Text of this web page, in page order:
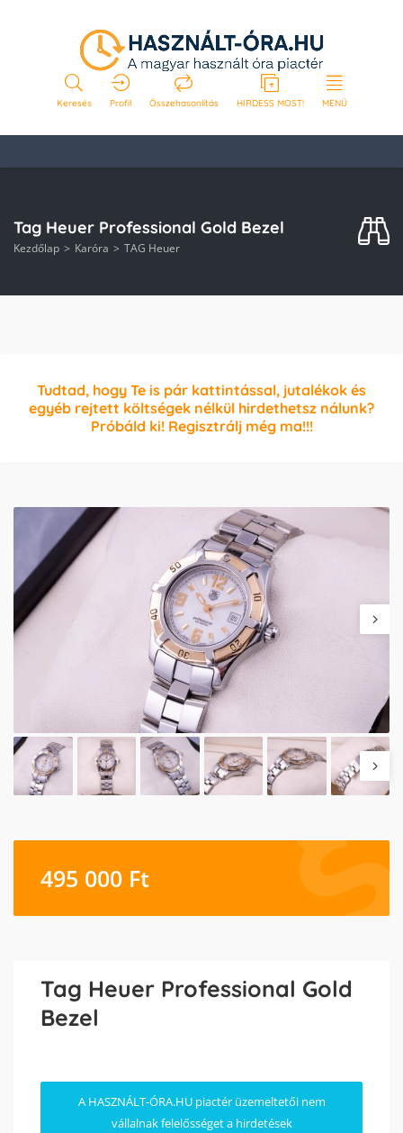
Keresés Profil Összehasonlítás HIRDESS MOST! MENÜ
Tag Heuer Professional Gold Bezel
Kezdőlap Karóra TAG Heuer
Tudtad, hogy Te is pár kattintással, jutalékok és
egyéb rejtett költségek nélkül hirdethetsz nálunk?
Próbáld ki! Regisztrálj még ma!!!
495 000 Ft
Tag Heuer Professional Gold
Bezel
A HASZNÁLT-ÓRA.HU piactér üzemeltetői nem
vállalnak felelősséget a hirdetések